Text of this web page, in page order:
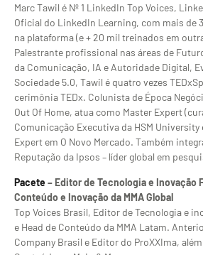
Marc Tawil é Nº 1 LinkedIn Top Voices,
Oficial do LinkedIn Learning, com mais de
na plataforma (e + 20 mil treinados em
Palestrante profissional nas áreas de
da Comunicação, IA e Autoridade Digital,
Sociedade 5.0, Tawil é quatro vezes
cerimônia TEDx. Colunista de Época
Out Of Home, atua como Master Expert
Comunicação Executiva da HSM
Expert em O Novo Mercado. Também
Reputação da Ipsos – líder global em
Pacete – Editor de Tecnologia e Inovação
Conteúdo e Inovação da MMA Global
Top Voices Brasil, Editor de Tecnologia e
e Head de Conteúdo da MMA Latam.
Company Brasil e Editor do ProXXIma,